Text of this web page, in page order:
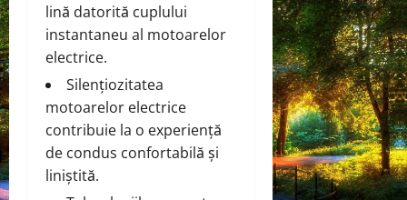
lină datorită cuplului
instantaneu al motoarelor
electrice.
Silențiozitatea
motoarelor electrice
contribuie la o experiență
de condus confortabilă și
liniștită.